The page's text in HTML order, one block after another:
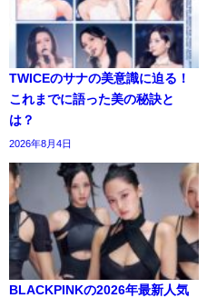
TWICEのサナの美意識に迫る！
これまでに語った美の秘訣と
は？
2026年8月4日
BLACKPINKの2026年最新人気